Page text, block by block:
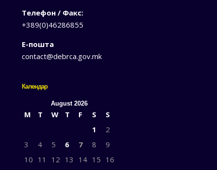
Телефон / Факс:
+389(0)46286855
Е-пошта
contact@debrca.gov.mk
Календар
August 2026
M T W T F S
S
1
2
3
4 5 6 7 8
9
10 11 12 13 14 15 16